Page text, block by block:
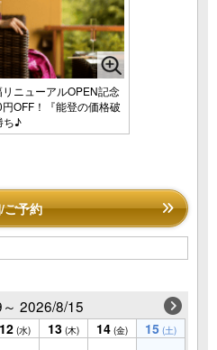
ニューアルOPEN記念
OFF！『能登の価格破
ち♪
ご予約
2026/8/15
12 (水) 13 (木) 14 (金) 15 (土)